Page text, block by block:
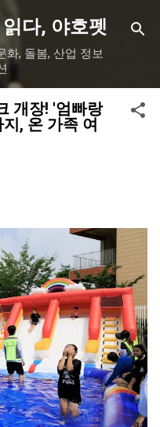
너뛰기
다, 야호펫
화, 돌봄, 산업 정보
개장! '엄빠랑
, 온 가족 여